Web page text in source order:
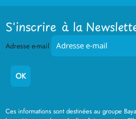
S'inscrire à la
Adresse e-mail
Ces informations sont destinées au groupe